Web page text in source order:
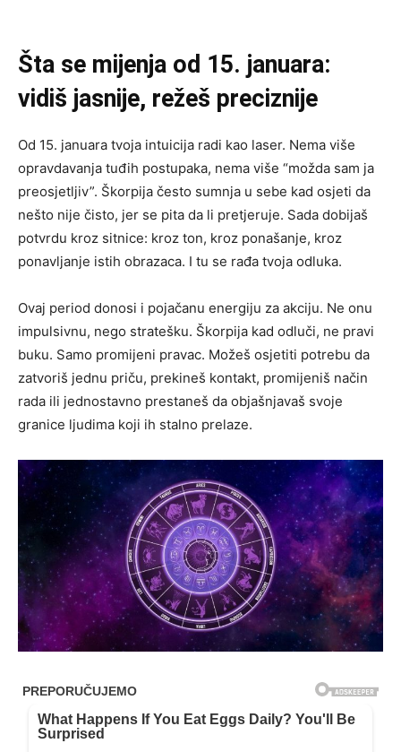
Šta se mijenja od 15. januara:
vidiš jasnije, režeš preciznije
Od 15. januara tvoja intuicija radi kao laser. Nema više
opravdavanja tuđih postupaka, nema više “možda sam ja
preosjetljiv”. Škorpija često sumnja u sebe kad osjeti da
nešto nije čisto, jer se pita da li pretjeruje. Sada dobijaš
potvrdu kroz sitnice: kroz ton, kroz ponašanje, kroz
ponavljanje istih obrazaca. I tu se rađa tvoja odluka.
Ovaj period donosi i pojačanu energiju za akciju. Ne onu
impulsivnu, nego stratešku. Škorpija kad odluči, ne pravi
buku. Samo promijeni pravac. Možeš osjetiti potrebu da
zatvoriš jednu priču, prekineš kontakt, promijeniš način
rada ili jednostavno prestaneš da objašnjavaš svoje
granice ljudima koji ih stalno prelaze.